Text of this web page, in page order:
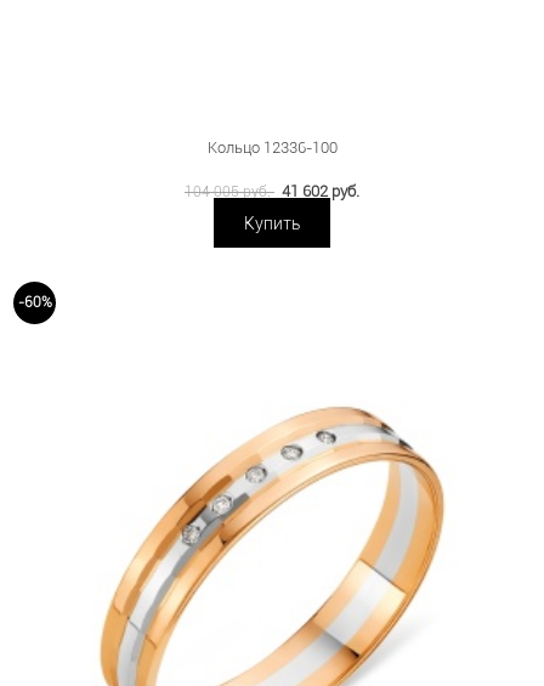
Кольцо 12336-100
104 005 руб. 41 602 руб.
Купить
-60%